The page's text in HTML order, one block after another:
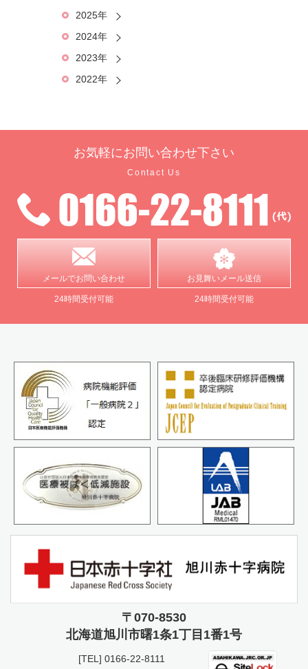
2025年
2024年
2023年
2022年
お気軽に お問い合わせ下さい
Contact Us
メールでお問い合わせ
24時間受付可能
お見舞いメール送信
24時間受付可能
〒070-8530
北海道旭川市曙1条1丁目1番1号
[TEL] 0166-22-8111